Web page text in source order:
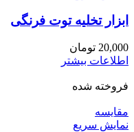
ابزار تخلیه توت فرنگی
20,000 تومان
اطلاعات بیشتر
فروخته شده
مقايسه
نمایش سریع